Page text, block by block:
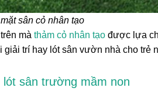
sân cỏ nhân tạo
mà thảm cỏ nhân tạo được lựa
giải trí hay lót sân vườn nhà cho trẻ
lót sân trường mầm non